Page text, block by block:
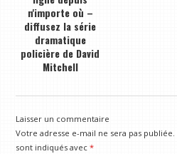
n'importe où –
diffusez la série
dramatique
policière de David
Mitchell
Laisser un commentaire
Votre adresse e-mail ne sera pas publiée.
sont indiqués avec*